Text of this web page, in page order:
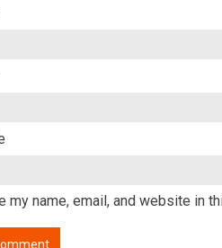
my name, email, and website in